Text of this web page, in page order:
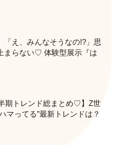
「え、みんなそうなの!?」思
まらない♡ 体験型展示『は
てきたレポ
期トレンド総まとめ♡】Z世
マってる”最新トレンドは？
報もチェック♪